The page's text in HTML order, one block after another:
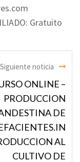
Gratuito
Siguiente noticia
ONLINE –
PRODUCCION
DE
AL
CULTIVO DE